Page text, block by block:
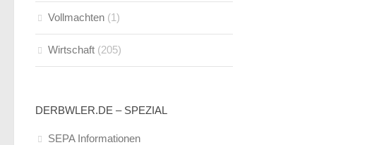
Vollmachten (1)
Wirtschaft (205)
DERBWLER.DE – SPEZIAL
SEPA Informationen